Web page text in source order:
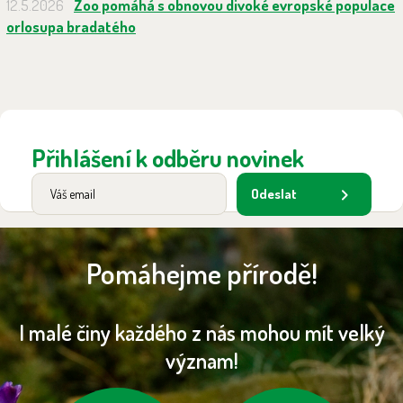
12.5.2026
Zoo pomáhá s obnovou divoké evropské populace
orlosupa bradatého
Přihlášení k odběru novinek
Odeslat
Pomáhejme přírodě!
I malé činy každého z nás mohou mít velký
význam!